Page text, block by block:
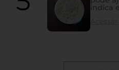
indica